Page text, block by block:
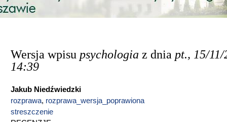
Wersja wpisu psychologia z dnia pt., 15/
14:39
Jakub Niedźwiedzki
rozprawa, rozprawa_wersja_poprawiona
streszczenie